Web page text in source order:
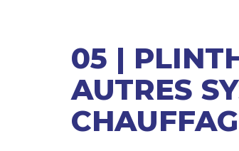
05 |
AUTRES